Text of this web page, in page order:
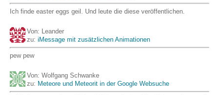
Ich finde easter eggs geil. Und leute die diese veröffentlichen.
Von: Leander
zu: iMessage mit zusätzlichen Animationen
pew pew
Von: Wolfgang Schwanke
zu: Meteore und Meteorit in der Google Websuche